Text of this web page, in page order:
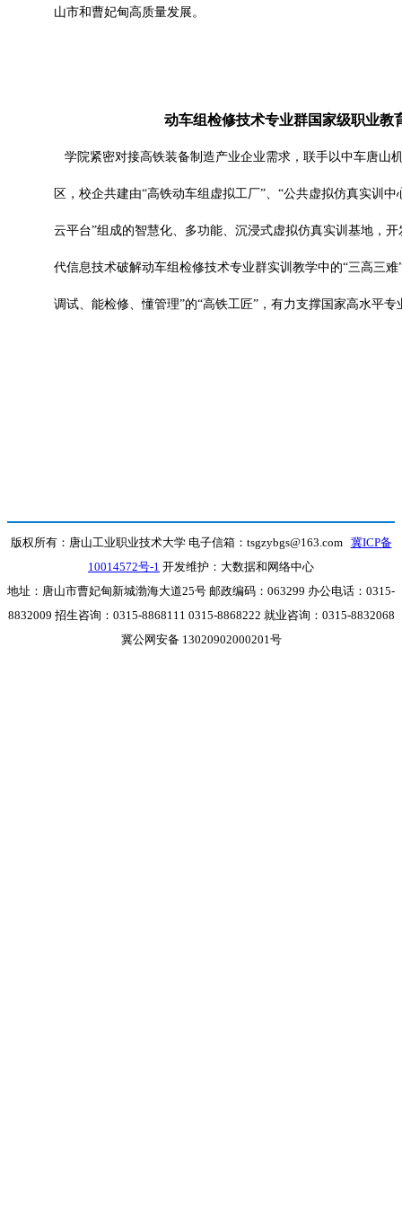
山市和曹妃甸高质量发展。
动车组检修技术专业群国家级职业教
学院紧密对接高铁装备制造产业企业需求，联手以中车唐山
区，校企共建由“高铁动车组虚拟工厂”、“公共虚拟仿真实训中
云平台”组成的智慧化、多功能、沉浸式虚拟仿真实训基地，
代信息技术破解动车组检修技术专业群实训教学中的“三高三
调试、能检修、懂管理”的“高铁工匠”，有力支撑国家高水平
版权所有：唐山工业职业技术大学 电子信箱：tsgzybgs@163.com 冀ICP备
10014572号-1 开发维护：大数据和网络中心
地址：唐山市曹妃甸新城渤海大道25号 邮政编码：063299 办公电话：0315-
8832009 招生咨询：0315-8868111 0315-8868222 就业咨询：0315-8832068
冀公网安备 13020902000201号